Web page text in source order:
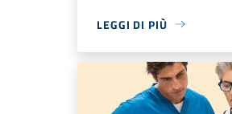
LEGGI DI PIÙ